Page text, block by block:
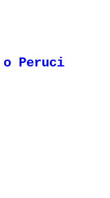
o Peruci